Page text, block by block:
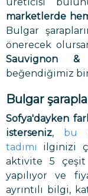
marketlerde
Bulgar
önerecek
Sauvignon &
beğendiğimiz bir
Bulgar
Sofya'dayken
isterseniz, bu
tadımı
ilginizi
aktivite 5 çeşit
yapılıyor ve
ayrıntılı bilgi,